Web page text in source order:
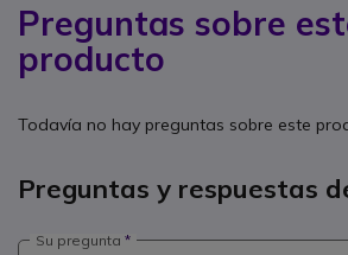
Preguntas sobre
producto
Todavía no hay preguntas sobre este
Preguntas y respuestas
Su pregunta